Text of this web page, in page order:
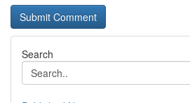
Search